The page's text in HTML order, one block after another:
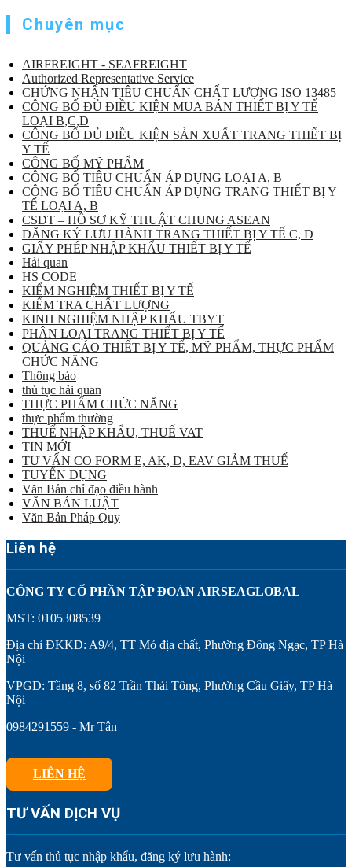
Chuyên mục
AIRFREIGHT - SEAFREIGHT
Authorized Representative Service
CHỨNG NHẬN TIÊU CHUẨN CHẤT LƯỢNG ISO 13485
CÔNG BỐ ĐỦ ĐIỀU KIỆN MUA BÁN THIẾT BỊ Y TẾ
LOẠI B,C,D
CÔNG BỐ ĐỦ ĐIỀU KIỆN SẢN XUẤT TRANG THIẾT BỊ
Y TẾ
CÔNG BỐ MỸ PHẨM
CÔNG BỐ TIÊU CHUẨN ÁP DỤNG LOẠI A, B
CÔNG BỐ TIÊU CHUẨN ÁP DỤNG TRANG THIẾT BỊ Y
TẾ LOẠI A, B
CSDT – HỒ SƠ KỸ THUẬT CHUNG ASEAN
ĐĂNG KÝ LƯU HÀNH TRANG THIẾT BỊ Y TẾ C, D
GIẤY PHÉP NHẬP KHẨU THIẾT BỊ Y TẾ
Hải quan
HS CODE
KIỂM NGHIỆM THIẾT BỊ Y TẾ
KIỂM TRA CHẤT LƯỢNG
KINH NGHIỆM NHẬP KHẨU TBYT
PHÂN LOẠI TRANG THIẾT BỊ Y TẾ
QUẢNG CÁO THIẾT BỊ Y TẾ, MỸ PHẨM, THỰC PHẨM
CHỨC NĂNG
Thông báo
thủ tục hải quan
THỰC PHẨM CHỨC NĂNG
thực phẩm thường
THUẾ NHẬP KHẨU, THUẾ VAT
TIN MỚI
TƯ VẤN CO FORM E, AK, D, EAV GIẢM THUẾ
TUYỂN DỤNG
Văn Bản chỉ đạo điều hành
VĂN BẢN LUẬT
Văn Bản Pháp Quy
Liên hệ
CÔNG TY CỔ PHẦN TẬP ĐOÀN AIRSEAGLOBAL
MST: 0105308539
Địa chỉ ĐKKD: A9/4, TT Mỏ địa chất, Phường Đông Ngạc, TP Hà
Nội
VPGD: Tầng 8, số 82 Trần Thái Tông, Phường Cầu Giấy, TP Hà
Nội
0984291559 - Mr Tân
LIÊN HỆ
TƯ VẤN DỊCH VỤ
Tư vấn thủ tục nhập khẩu, đăng ký lưu hành: